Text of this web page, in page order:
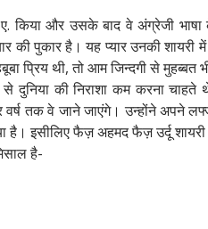
और उसके बाद वे अंग्रेजी भाषा
की पुकार है। यह प्यार उनकी
प्रिय थी, तो आम जिन्दगी से मुहब्बत
की निराशा कम करना चाहते
तक वे जाने जाएंगे। उन्होंने अपने
इसीलिए फैज़ अहमद फैज़ उर्दू शायरी
है-